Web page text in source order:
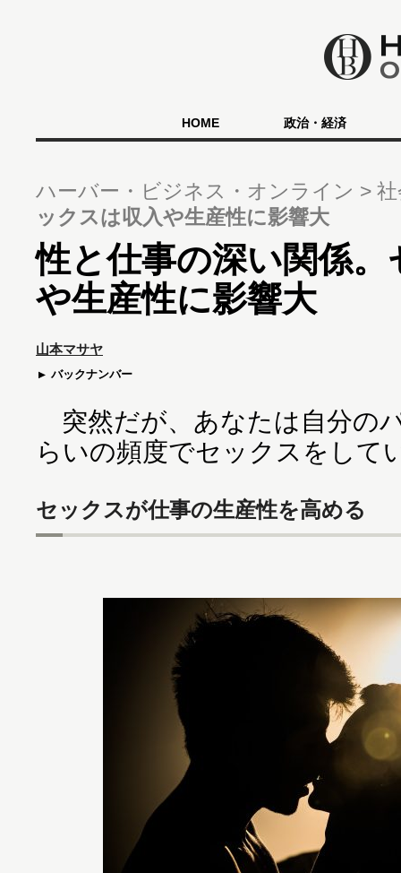
HOME 政治・経済
ハーバー・ビジネス・オンライン
ックスは収入や生産性に影響大
性と仕事の深い関係
や生産性に影響大
山本マサヤ
バックナンバー
突然だが、あなたは自分の
らいの頻度でセックスをして
セックスが仕事の生産性を高める